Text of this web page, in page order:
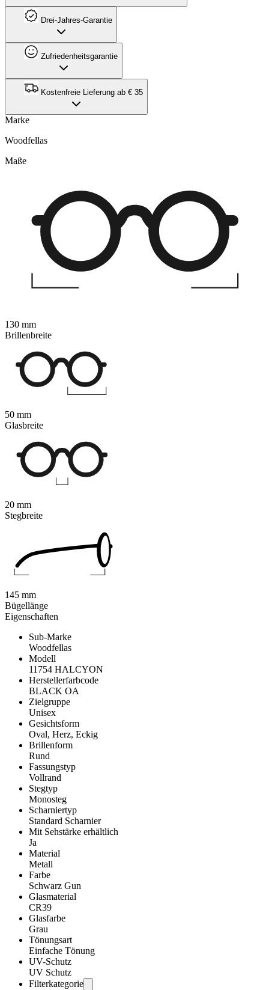
Drei-Jahres-Garantie
Zufriedenheitsgarantie
Kostenfreie Lieferung ab € 35
Marke
Woodfellas
Eigenschaften
Sub-Marke
Woodfellas
Modell
11754 HALCYON
Herstellerfarbcode
BLACK OA
Zielgruppe
Unisex
Gesichtsform
Oval, Herz, Eckig
Brillenform
Rund
Fassungstyp
Vollrand
Stegtyp
Monosteg
Scharniertyp
Standard Scharnier
Mit Sehstärke erhältlich
Ja
Material
Metall
Farbe
Schwarz Gun
Glasmaterial
CR39
Glasfarbe
Grau
Tönungsart
Einfache Tönung
UV-Schutz
UV Schutz
Filterkategorie
Maße
130 mm
Brillenbreite
50 mm
Glasbreite
20 mm
Stegbreite
145 mm
Bügellänge